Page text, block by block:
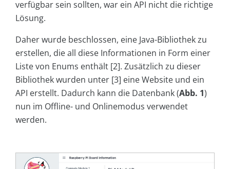
verfügbar sein sollten, war ein API nicht die richtige
Lösung.
Daher wurde beschlossen, eine Java-Bibliothek zu
erstellen, die all diese Informationen in Form einer
Liste von Enums enthält [2]. Zusätzlich zu dieser
Bibliothek wurden unter [3] eine Website und ein
API erstellt. Dadurch kann die Datenbank (Abb. 1)
nun im Offline- und Onlinemodus verwendet
werden.